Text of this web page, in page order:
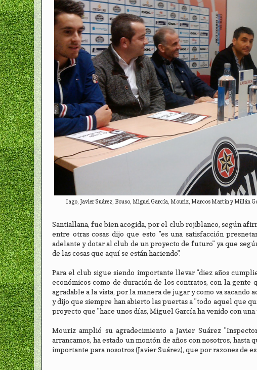
Iago, Javier Suárez, Bouso, Miguel García, Mouriz, Marcos Martín y Millán
Santiallana, fue bien acogida, por el club rojiblanco, según
entre otras cosas dijo que esto "es una satisfacción
adelante y dotar al club de un proyecto de futuro" ya que
de las cosas que aquí se están haciendo".
Para el club sigue siendo importante llevar "diez años
económicos como de duración de los contratos, con la gente
agradable a la vista, por la manera de jugar y como va
y dijo que siempre han abierto las puertas a "todo aquel que
proyecto que "hace unos días, Miguel García ha venido con
Mouriz amplió su agradecimiento a Javier Suárez
arrancamos, ha estado un montón de años con nosotros,
importante para nosotros (Javier Suárez), que por razones de